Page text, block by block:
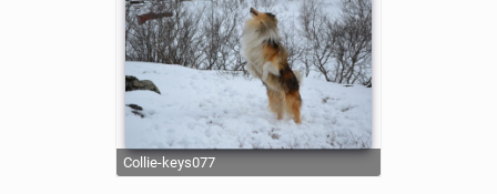
collie-keys077